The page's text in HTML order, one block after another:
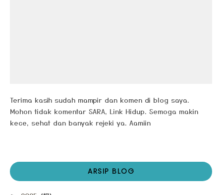
Terima kasih sudah mampir dan komen di blog saya.
Mohon tidak komentar SARA, Link Hidup. Semoga makin
kece, sehat dan banyak rejeki ya. Aamiin
ARSIP BLOG